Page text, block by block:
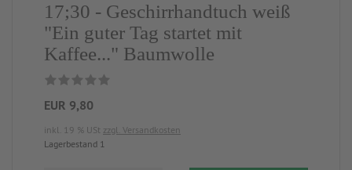
17;30 - Geschirrhandtuch weiß
"Ein guter Tag startet mit
Kaffee..." Baumwolle
EUR 9,80
inkl. 19 % USt zzgl. Versandkosten
Lagerbestand 1